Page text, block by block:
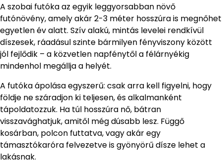
A szobai futóka az egyik leggyorsabban növő
futónövény, amely akár 2-3 méter hosszúra is megnőhet
egyetlen év alatt. Szív alakú, mintás levelei rendkívül
díszesek, ráadásul szinte bármilyen fényviszony között
jól fejlődik – a közvetlen napfénytől a félárnyékig
mindenhol megállja a helyét.
A futóka ápolása egyszerű: csak arra kell figyelni, hogy
földje ne száradjon ki teljesen, és alkalmanként
tápoldatozzuk. Ha túl hosszúra nő, bátran
visszavághatjuk, amitől még dúsabb lesz. Függő
kosárban, polcon futtatva, vagy akár egy
támasztókaróra felvezetve is gyönyörű dísze lehet a
lakásnak.